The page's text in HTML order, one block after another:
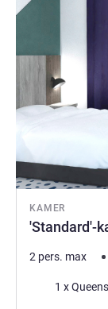
KAMER
'Standard'-
2 pers. max
Beddengoed
1 x